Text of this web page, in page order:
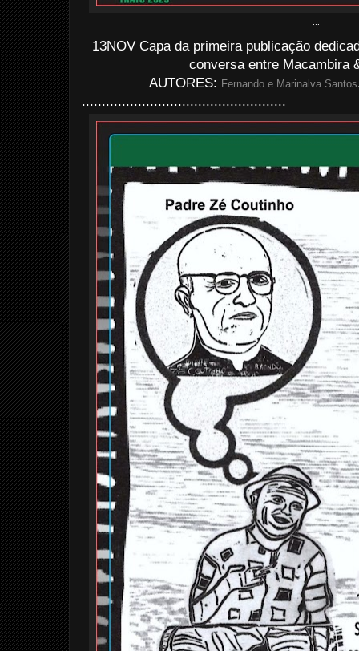
13NOV Capa da primeira publicação
conversa entre Macambira
AUTORES: Fernando e Marinalva Santos
...................................................